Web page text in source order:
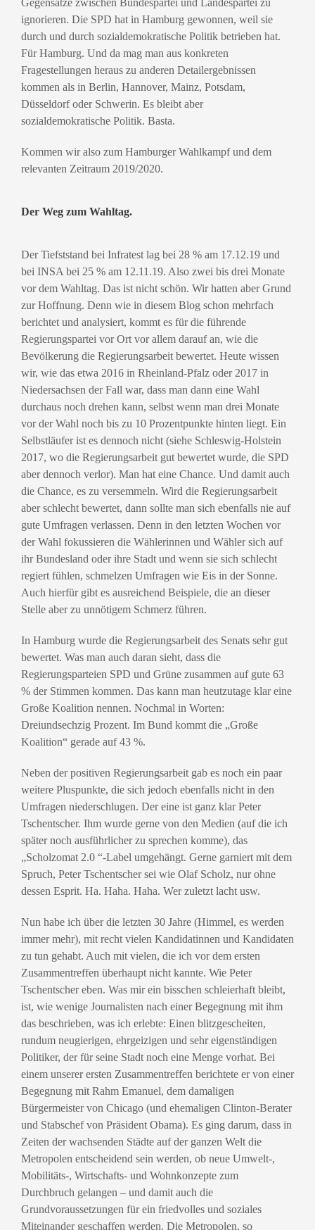
ignorieren. Die SPD hat in Hamburg gewonnen, weil sie
durch und durch sozialdemokratische Politik betrieben hat.
Für Hamburg. Und da mag man aus konkreten
Fragestellungen heraus zu anderen Detailergebnissen
kommen als in Berlin, Hannover, Mainz, Potsdam,
Düsseldorf oder Schwerin. Es bleibt aber
sozialdemokratische Politik. Basta.
Kommen wir also zum Hamburger Wahlkampf und dem
relevanten Zeitraum 2019/2020.
Der Weg zum Wahltag.
Der Tiefststand bei Infratest lag bei 28 % am 17.12.19 und
bei INSA bei 25 % am 12.11.19. Also zwei bis drei Monate
vor dem Wahltag. Das ist nicht schön. Wir hatten aber Grund
zur Hoffnung. Denn wie in diesem Blog schon mehrfach
berichtet und analysiert, kommt es für die führende
Regierungspartei vor Ort vor allem darauf an, wie die
Bevölkerung die Regierungsarbeit bewertet. Heute wissen
wir, wie das etwa 2016 in Rheinland-Pfalz oder 2017 in
Niedersachsen der Fall war, dass man dann eine Wahl
durchaus noch drehen kann, selbst wenn man drei Monate
vor der Wahl noch bis zu 10 Prozentpunkte hinten liegt. Ein
Selbstläufer ist es dennoch nicht (siehe Schleswig-Holstein
2017, wo die Regierungsarbeit gut bewertet wurde, die SPD
aber dennoch verlor). Man hat eine Chance. Und damit auch
die Chance, es zu versemmeln. Wird die Regierungsarbeit
aber schlecht bewertet, dann sollte man sich ebenfalls nie auf
gute Umfragen verlassen. Denn in den letzten Wochen vor
der Wahl fokussieren die Wählerinnen und Wähler sich auf
ihr Bundesland oder ihre Stadt und wenn sie sich schlecht
regiert fühlen, schmelzen Umfragen wie Eis in der Sonne.
Auch hierfür gibt es ausreichend Beispiele, die an dieser
Stelle aber zu unnötigem Schmerz führen.
In Hamburg wurde die Regierungsarbeit des Senats sehr gut
bewertet. Was man auch daran sieht, dass die
Regierungsparteien SPD und Grüne zusammen auf gute 63
% der Stimmen kommen. Das kann man heutzutage klar eine
Große Koalition nennen. Nochmal in Worten:
Dreiundsechzig Prozent. Im Bund kommt die „Große
Koalition“ gerade auf 43 %.
Neben der positiven Regierungsarbeit gab es noch ein paar
weitere Pluspunkte, die sich jedoch ebenfalls nicht in den
Umfragen niederschlugen. Der eine ist ganz klar Peter
Tschentscher. Ihm wurde gerne von den Medien (auf die ich
später noch ausführlicher zu sprechen komme), das
„Scholzomat 2.0 “-Label umgehängt. Gerne garniert mit dem
Spruch, Peter Tschentscher sei wie Olaf Scholz, nur ohne
dessen Esprit. Ha. Haha. Haha. Wer zuletzt lacht usw.
Nun habe ich über die letzten 30 Jahre (Himmel, es werden
immer mehr), mit recht vielen Kandidatinnen und Kandidaten
zu tun gehabt. Auch mit vielen, die ich vor dem ersten
Zusammentreffen überhaupt nicht kannte. Wie Peter
Tschentscher eben. Was mir ein bisschen schleierhaft bleibt,
ist, wie wenige Journalisten nach einer Begegnung mit ihm
das beschrieben, was ich erlebte: Einen blitzgescheiten,
rundum neugierigen, ehrgeizigen und sehr eigenständigen
Politiker, der für seine Stadt noch eine Menge vorhat. Bei
einem unserer ersten Zusammentreffen berichtete er von einer
Begegnung mit Rahm Emanuel, dem damaligen
Bürgermeister von Chicago (und ehemaligen Clinton-Berater
und Stabschef von Präsident Obama). Es ging darum, dass in
Zeiten der wachsenden Städte auf der ganzen Welt die
Metropolen entscheidend sein werden, ob neue Umwelt-,
Mobilitäts-, Wirtschafts- und Wohnkonzepte zum
Durchbruch gelangen – und damit auch die
Grundvoraussetzungen für ein friedvolles und soziales
Miteinander geschaffen werden. Die Metropolen, so